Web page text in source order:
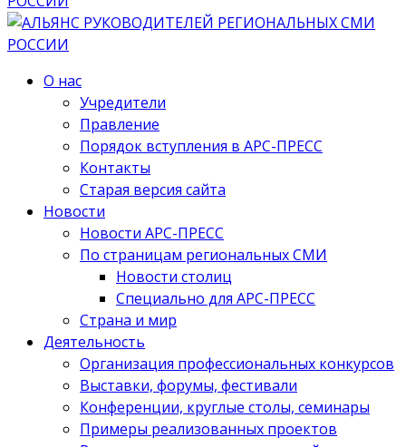
О нас
Учредители
Правление
Порядок вступления в АРС-ПРЕСС
Контакты
Старая версия сайта
Новости
Новости АРС-ПРЕСС
По страницам региональных СМИ
Новости столиц
Специально для АРС-ПРЕСС
Страна и мир
Деятельность
Организация профессиональных конкурсов
Выставки, форумы, фестивали
Конференции, круглые столы, семинары
Примеры реализованных проектов